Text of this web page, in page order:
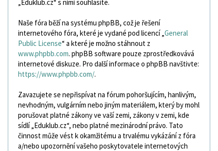
„Eduklub.cz“ s nimi souhlasíte.
Naše fóra běží na systému phpBB, což je řešení
internetového fóra, které je vydané pod licencí „General
Public License“ a které je možno stáhnout z
www.phpbb.com. phpBB software pouze zprostředkovává
internetové diskuze. Pro další informace o phpBB navštivte:
https://www.phpbb.com/.
Zavazujete se nepřispívat na fórum pohoršujícím, hanlivým,
nevhodným, vulgárním nebo jiným materiálem, který by mohl
porušovat platné zákony ve vaší zemi, zákony v zemi, kde
sídlí „Eduklub.cz“, nebo platné mezinárodní právo. Tato
činnost může vést k okamžitému a trvalému vykázání z fóra
a/nebo upozornění vašeho poskytovatele internetových